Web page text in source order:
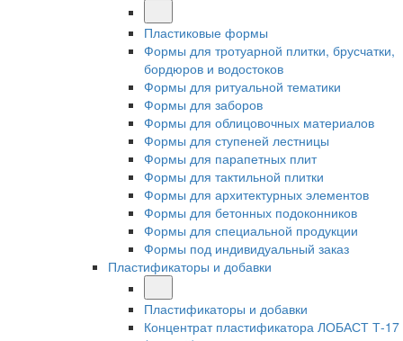
Пластиковые формы
Формы для тротуарной плитки, брусчатки,
бордюров и водостоков
Формы для ритуальной тематики
Формы для заборов
Формы для облицовочных материалов
Формы для ступеней лестницы
Формы для парапетных плит
Формы для тактильной плитки
Формы для архитектурных элементов
Формы для бетонных подоконников
Формы для специальной продукции
Формы под индивидуальный заказ
Пластификаторы и добавки
Пластификаторы и добавки
Концентрат пластификатора ЛОБАСТ Т-17